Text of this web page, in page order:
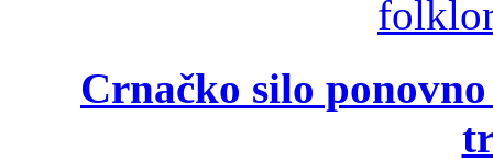
Crnačko silo